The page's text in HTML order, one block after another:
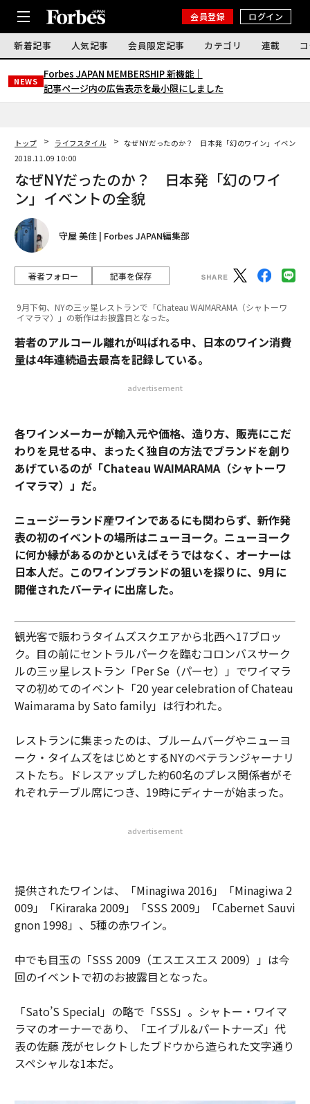
会員登録 ログイン
新着記事 人気記事 会員限定記事 カテゴリ 連載
NEWS
Forbes JAPAN MEMBERSHIP 新機能｜
記事ページ内の広告表示を最小限にしました
トップ ライフスタイル
なぜNYだったのか？ 日本発「幻のワイン」イベント
2018.11.09 10:00
なぜNYだったのか？ 日本発「幻のワイ
ン」イベントの全貌
守屋 美佳 | Forbes JAPAN編集部
著者フォロー 記事を保存
9月下旬、NYの三ッ星レストランで「Chateau WAIMARAMA（シャトーワ
イマラマ）」の新作はお披露目となった。
若者のアルコール離れが叫ばれる中、日本のワイン消費
量は4年連続過去最高を記録している。
advertisement
各ワインメーカーが輸入元や価格、造り方、販売にこだ
わりを見せる中、まったく独自の方法でブランドを創り
あげているのが「Chateau WAIMARAMA（シャトーワ
イマラマ）」だ。
ニュージーランド産ワインであるにも関わらず、新作発
表の初のイベントの場所はニューヨーク。ニューヨーク
に何か縁があるのかといえばそうではなく、オーナーは
日本人だ。 このワインブランドの狙いを探りに、9月に
開催されたパーティに出席した。
観光客で賑わうタイムズスクエアから北西へ17ブロッ
ク。目の前にセントラルパークを臨むコロンバスサーク
ルの三ッ星レストラン「Per Se（パーセ）」でワイマラ
マの初めてのイベント「20 year celebration of Chateau
Waimarama by Sato family」は行われた。
レストランに集まったのは、ブルームバーグやニューヨ
ーク・タイムズをはじめとするNYのベテランジャーナリ
ストたち。ドレスアップした約60名のプレス関係者がそ
れぞれテーブル席につき、19時にディナーが始まった。
advertisement
提供されたワインは、「Minagiwa 2016」「Minagiwa 2
009」「Kiraraka 2009」「SSS 2009」「Cabernet Sauvi
gnon 1998」、5種の赤ワイン。
中でも目玉の「SSS 2009（エスエスエス 2009）」は今
回のイベントで初のお披露目となった。
「Sato’S Special」の略で「SSS」。シャトー・ワイマ
ラマのオーナーであり、「エイブル&パートナーズ」代
表の佐藤 茂がセレクトしたブドウから造られた文字通り
スペシャルな1本だ。